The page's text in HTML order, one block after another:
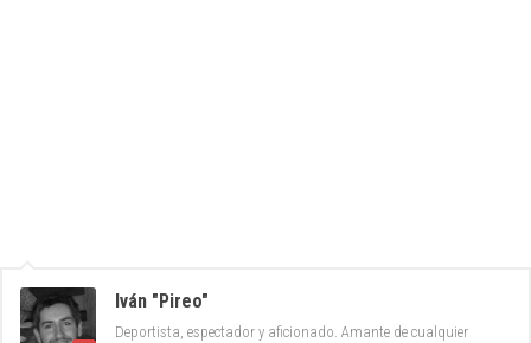
Iván "Pireo"
Deportista, espectador y aficionado. Amante de cualquier